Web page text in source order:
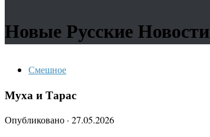
Новые Русские Новости
Смешное
Муха и Тарас
Опубликовано · 27.05.2026